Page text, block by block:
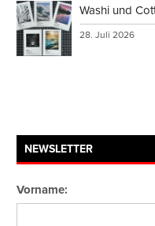
Washi und
28. Juli 2026
NEWSLETTER
Vorname: